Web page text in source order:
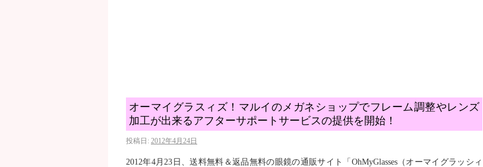
オーマイグラスィズ！マルイのメガネショップでフレーム調整やレンズ
加工が出来るアフターサポートサービスの提供を開始！
投稿日: 2012年4月24日
2012年4月23日、送料無料＆返品無料の眼鏡の通販サイト「OhMyGlasses（オーマイグラッシィ